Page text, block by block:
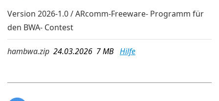
Version 2026-1.0 / ARcomm-Freeware- Programm für
den BWA- Contest
hambwa.zip 24.03.2026 7 MB Hilfe